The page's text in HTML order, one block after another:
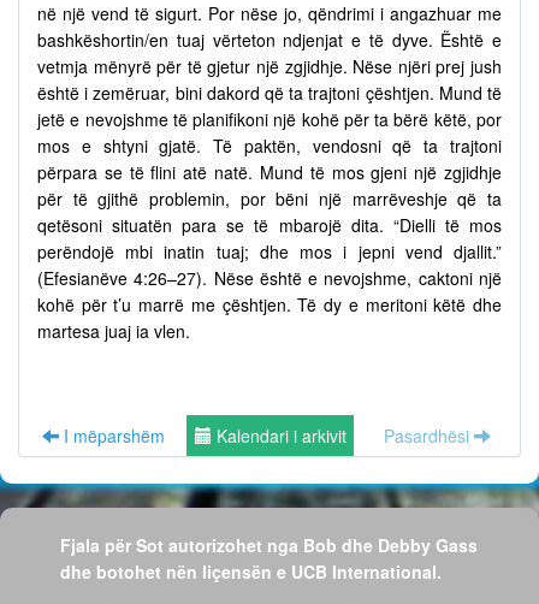
në një vend të sigurt. Por nëse jo, qëndrimi i angazhuar me
bashkëshortin/en tuaj vërteton ndjenjat e të dyve. Është e
vetmja mënyrë për të gjetur një zgjidhje. Nëse njëri prej jush
është i zemëruar, bini dakord që ta trajtoni çështjen. Mund të
jetë e nevojshme të planifikoni një kohë për ta bërë këtë, por
mos e shtyni gjatë. Të paktën, vendosni që ta trajtoni
përpara se të flini atë natë. Mund të mos gjeni një zgjidhje
për të gjithë problemin, por bëni një marrëveshje që ta
qetësoni situatën para se të mbarojë dita. “Dielli të mos
perëndojë mbi inatin tuaj; dhe mos i jepni vend djallit.”
(Efesianëve 4:26–27). Nëse është e nevojshme, caktoni një
kohë për t’u marrë me çështjen. Të dy e meritoni këtë dhe
martesa juaj ia vlen.
I mëparshëm Kalendari i arkivit Pasardhësi
Fjala për Sot autorizohet nga Bob dhe Debby Gass
dhe botohet nën liçensën e UCB International.